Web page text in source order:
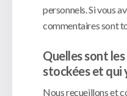
personnels. Si vous
commentaires sont
Quelles sont
stockées et qui
Nous recueillons et